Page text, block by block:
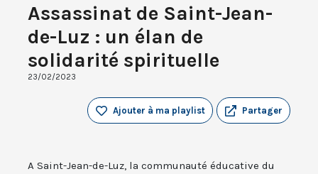
Assassinat de Saint-Jean-
de-Luz : un élan de
solidarité spirituelle
23/02/2023
Partager
Ajouter à ma playlist
A Saint-Jean-de-Luz, la communauté éducative du